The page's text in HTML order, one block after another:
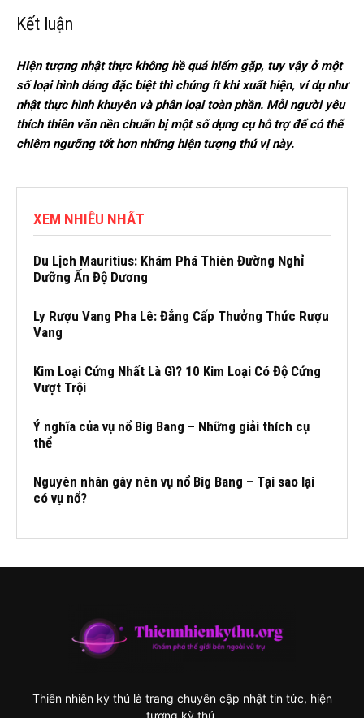
Kết luận
Hiện tượng nhật thực không hề quá hiếm gặp, tuy vậy ở một
số loại hình dáng đặc biệt thì chúng ít khi xuất hiện, ví dụ như
nhật thực hình khuyên và phân loại toàn phần. Mỗi người yêu
thích thiên văn nền chuẩn bị một số dụng cụ hỗ trợ để có thể
chiêm ngưỡng tốt hơn những hiện tượng thú vị này.
XEM NHIỀU NHẤT
Du Lịch Mauritius: Khám Phá Thiên Đường Nghỉ
Dưỡng Ấn Độ Dương
Ly Rượu Vang Pha Lê: Đẳng Cấp Thưởng Thức Rượu
Vang
Kim Loại Cứng Nhất Là Gì? 10 Kim Loại Có Độ Cứng
Vượt Trội
Ý nghĩa của vụ nổ Big Bang – Những giải thích cụ
thể
Nguyên nhân gây nên vụ nổ Big Bang – Tại sao lại
có vụ nổ?
Thiên nhiên kỳ thú là trang chuyên cập nhật tin tức, hiện